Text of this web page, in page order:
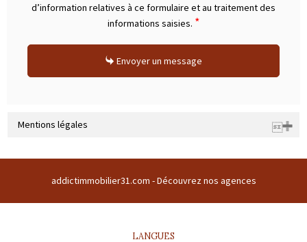
d’information relatives à ce formulaire et au traitement des
informations saisies. *
Envoyer un message
Mentions légales
Forme sociale : SARL | Numero TVA Intracommunautaire :
addictimmobilier31.com -Découvrez nos agences
LANGUES